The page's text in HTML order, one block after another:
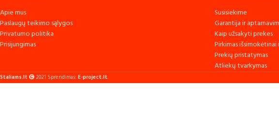
Apie mus
Paslaugų teikimo sąlygos
Privatumo politika
Prisijungimas
Susisiekime
Garantija ir
Kaip užsakyti prekes
Pirkimas
Prekių pristatymas
Atliekų tvarkymas
Staliams.lt 2021 Sprendimas: E-project.lt.